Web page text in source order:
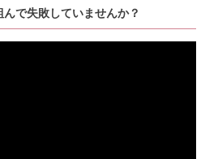
で失敗していませんか？